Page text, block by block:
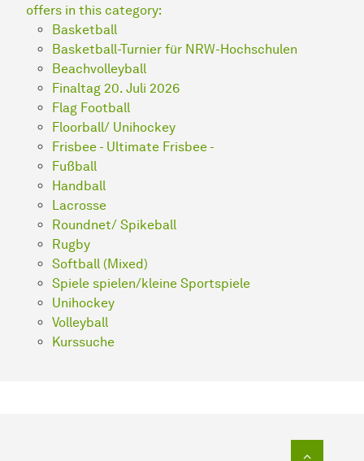
offers in this category:
Basketball
Basketball-Turnier für NRW-Hochschulen
Beachvolleyball
Finaltag 20. Juli 2026
Flag Football
Floorball/ Unihockey
Frisbee - Ultimate Frisbee -
Fußball
Handball
Lacrosse
Roundnet/ Spikeball
Rugby
Softball (Mixed)
Spiele spielen/kleine Sportspiele
Unihockey
Volleyball
Kurssuche